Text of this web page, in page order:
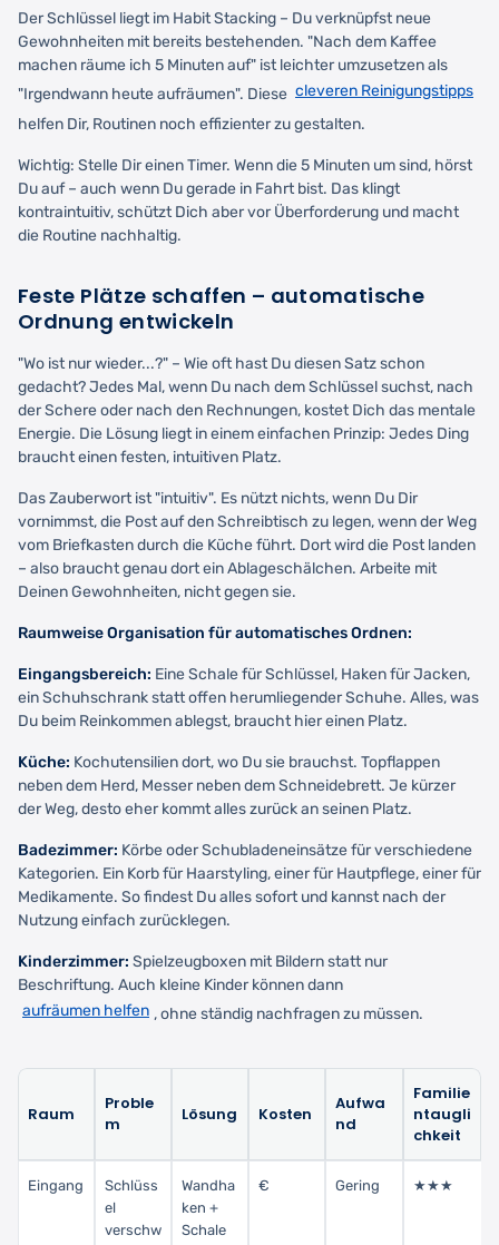
Der Schlüssel liegt im Habit Stacking – Du verknüpfst neue
Gewohnheiten mit bereits bestehenden. "Nach dem Kaffee
machen räume ich 5 Minuten auf" ist leichter umzusetzen als
"Irgendwann heute aufräumen". Diese cleveren Reinigungstipps
helfen Dir, Routinen noch effizienter zu gestalten.
Wichtig: Stelle Dir einen Timer. Wenn die 5 Minuten um sind, hörst
Du auf – auch wenn Du gerade in Fahrt bist. Das klingt
kontraintuitiv, schützt Dich aber vor Überforderung und macht
die Routine nachhaltig.
Feste Plätze schaffen – automatische
Ordnung entwickeln
"Wo ist nur wieder...?" – Wie oft hast Du diesen Satz schon
gedacht? Jedes Mal, wenn Du nach dem Schlüssel suchst, nach
der Schere oder nach den Rechnungen, kostet Dich das mentale
Energie. Die Lösung liegt in einem einfachen Prinzip: Jedes Ding
braucht einen festen, intuitiven Platz.
Das Zauberwort ist "intuitiv". Es nützt nichts, wenn Du Dir
vornimmst, die Post auf den Schreibtisch zu legen, wenn der Weg
vom Briefkasten durch die Küche führt. Dort wird die Post landen
– also braucht genau dort ein Ablageschälchen. Arbeite mit
Deinen Gewohnheiten, nicht gegen sie.
Raumweise Organisation für automatisches Ordnen:
Eingangsbereich: Eine Schale für Schlüssel, Haken für Jacken,
ein Schuhschrank statt offen herumliegender Schuhe. Alles, was
Du beim Reinkommen ablegst, braucht hier einen Platz.
Küche: Kochutensilien dort, wo Du sie brauchst. Topflappen
neben dem Herd, Messer neben dem Schneidebrett. Je kürzer
der Weg, desto eher kommt alles zurück an seinen Platz.
Badezimmer: Körbe oder Schubladeneinsätze für verschiedene
Kategorien. Ein Korb für Haarstyling, einer für Hautpflege, einer für
Medikamente. So findest Du alles sofort und kannst nach der
Nutzung einfach zurücklegen.
Kinderzimmer: Spielzeugboxen mit Bildern statt nur
Beschriftung. Auch kleine Kinder können dann
aufräumen helfen , ohne ständig nachfragen zu müssen.
Raum
Proble
m
Lösung Kosten
Aufwa
nd
Familie
ntaugli
chkeit
Eingang
Schlüss
el
verschw
Wandha
ken +
Schale
€ Gering ★★★